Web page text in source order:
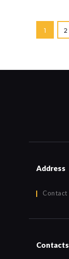
Posts
PAGE
1 2
Address
Contact
Contacts